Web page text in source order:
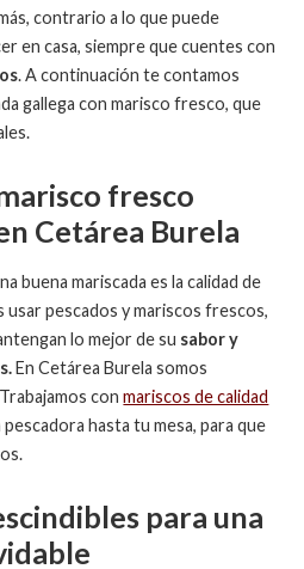
contrario a lo que puede
en casa, siempre que cuentes con
. A continuación te contamos
gallega con marisco fresco, que
fresco
Cetárea Burela
buena mariscada es la calidad de
usar pescados y mariscos frescos,
lo mejor de su sabor y
En Cetárea Burela somos
conmariscos de calidad
hasta tu mesa, para que
para una